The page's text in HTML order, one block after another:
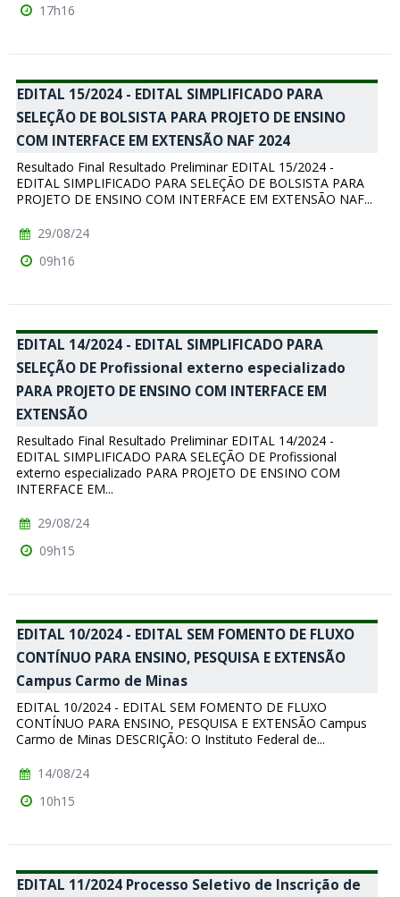
17h16
EDITAL 15/2024 - EDITAL SIMPLIFICADO PARA
SELEÇÃO DE BOLSISTA PARA PROJETO DE ENSINO
COM INTERFACE EM EXTENSÃO NAF 2024
Resultado Final Resultado Preliminar EDITAL 15/2024 -
EDITAL SIMPLIFICADO PARA SELEÇÃO DE BOLSISTA PARA
PROJETO DE ENSINO COM INTERFACE EM EXTENSÃO NAF...
29/08/24
09h16
EDITAL 14/2024 - EDITAL SIMPLIFICADO PARA
SELEÇÃO DE Profissional externo especializado
PARA PROJETO DE ENSINO COM INTERFACE EM
EXTENSÃO
Resultado Final Resultado Preliminar EDITAL 14/2024 -
EDITAL SIMPLIFICADO PARA SELEÇÃO DE Profissional
externo especializado PARA PROJETO DE ENSINO COM
INTERFACE EM...
29/08/24
09h15
EDITAL 10/2024 - EDITAL SEM FOMENTO DE FLUXO
CONTÍNUO PARA ENSINO, PESQUISA E EXTENSÃO
Campus Carmo de Minas
EDITAL 10/2024 - EDITAL SEM FOMENTO DE FLUXO
CONTÍNUO PARA ENSINO, PESQUISA E EXTENSÃO Campus
Carmo de Minas DESCRIÇÃO: O Instituto Federal de...
14/08/24
10h15
EDITAL 11/2024 Processo Seletivo de Inscrição de